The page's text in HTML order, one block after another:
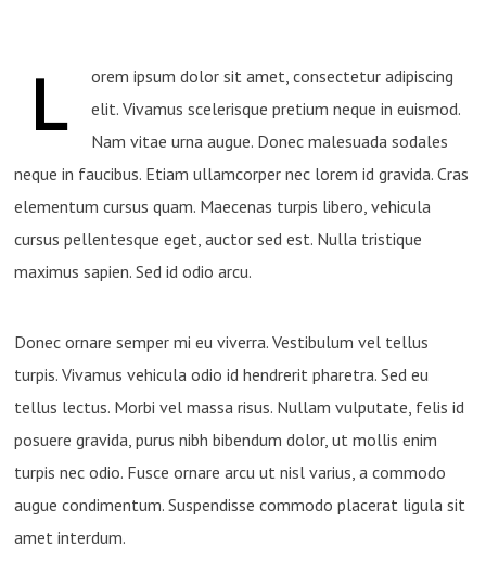
L
orem ipsum dolor sit amet, consectetur adipiscing
elit. Vivamus scelerisque pretium neque in euismod.
Nam vitae urna augue. Donec malesuada sodales
neque in faucibus. Etiam ullamcorper nec lorem id gravida. Cras
elementum cursus quam. Maecenas turpis libero, vehicula
cursus pellentesque eget, auctor sed est. Nulla tristique
maximus sapien. Sed id odio arcu.
Donec ornare semper mi eu viverra. Vestibulum vel tellus
turpis. Vivamus vehicula odio id hendrerit pharetra. Sed eu
tellus lectus. Morbi vel massa risus. Nullam vulputate, felis id
posuere gravida, purus nibh bibendum dolor, ut mollis enim
turpis nec odio. Fusce ornare arcu ut nisl varius, a commodo
augue condimentum. Suspendisse commodo placerat ligula sit
amet interdum.